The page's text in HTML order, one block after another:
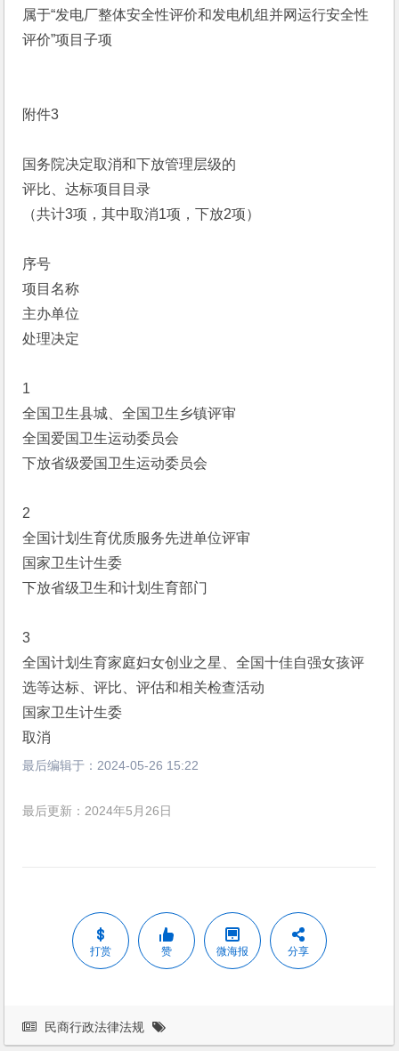
属于“发电厂整体安全性评价和发电机组并网运行安全性
评价”项目子项
附件3
国务院决定取消和下放管理层级的
评比、达标项目目录
（共计3项，其中取消1项，下放2项）
序号
项目名称
主办单位
处理决定
1
全国卫生县城、全国卫生乡镇评审
全国爱国卫生运动委员会
下放省级爱国卫生运动委员会
2
全国计划生育优质服务先进单位评审
国家卫生计生委
下放省级卫生和计划生育部门
3
全国计划生育家庭妇女创业之星、全国十佳自强女孩评
选等达标、评比、评估和相关检查活动
国家卫生计生委
取消
最后编辑于： 2024-05-26 15:22
最后更新：2024年5月26日
打赏 赞 微海报 分享
民商行政法律法规